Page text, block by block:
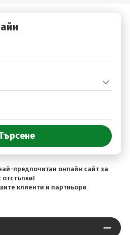
предпочитан онлайн сайт за
отстъпки!
клиенти и партньори